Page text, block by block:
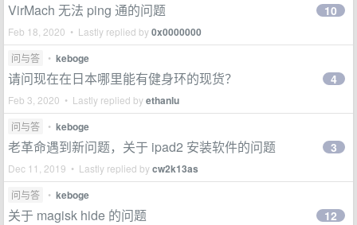
VirMach 无法 ping 通的问题
Feb 18, 2020 • Lastly replied by0x0000000
10
问与答 • keboge
请问现在在日本哪里能有健身环的现货？
Feb 3, 2020 • Lastly replied byethanlu
4
问与答 • keboge
老革命遇到新问题，关于 ipad2 安装软件的问题
Dec 11, 2019 • Lastly replied bycw2k13as
3
问与答 • keboge
关于 magisk hide 的问题 12